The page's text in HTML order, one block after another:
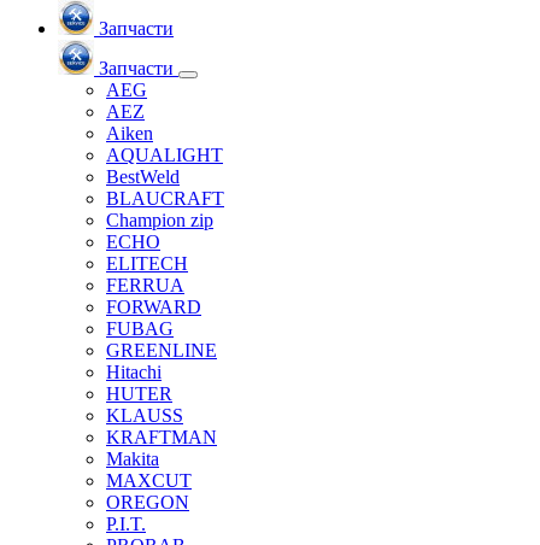
Запчасти
Запчасти
AEG
AEZ
Aiken
AQUALIGHT
BestWeld
BLAUCRAFT
Champion zip
ECHO
ELITECH
FERRUA
FORWARD
FUBAG
GREENLINE
Hitachi
HUTER
KLAUSS
KRAFTMAN
Makita
MAXCUT
OREGON
P.I.T.